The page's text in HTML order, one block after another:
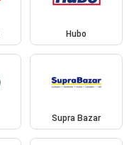
Hubo
Supra Bazar